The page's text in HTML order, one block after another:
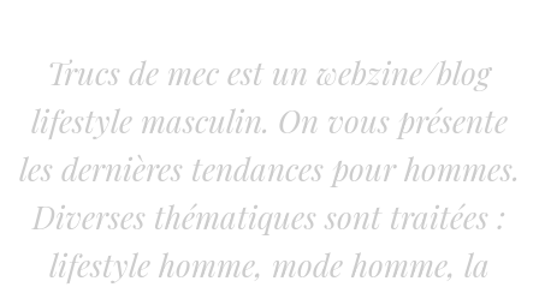
Trucs de mec est un webzine/blog
lifestyle masculin. On vous présente
les dernières tendances pour hommes.
Diverses thématiques sont traitées :
lifestyle homme, mode homme, la